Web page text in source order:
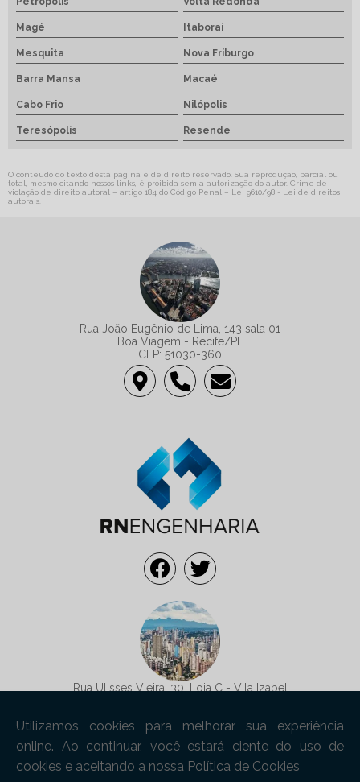
Magé Itaboraí
Mesquita Nova Friburgo
Barra Mansa Macaé
Cabo Frio Nilópolis
Teresópolis Resende
O conteúdo do texto desta página é de direito reservado. Sua reprodução, parcial ou
total, mesmo citando nossos links, é proibida sem a autorização do autor. Crime de
violação de direito autoral – artigo 184 do Código Penal – Lei 9610/98 - Lei de direitos
autorais
Rua João Eugênio de Lima, 143 sala 01
Boa Viagem - Recife/PE
CEP: 51030-360
Rua Ulisses Vieira, 30, Loja C - Vila Izabel